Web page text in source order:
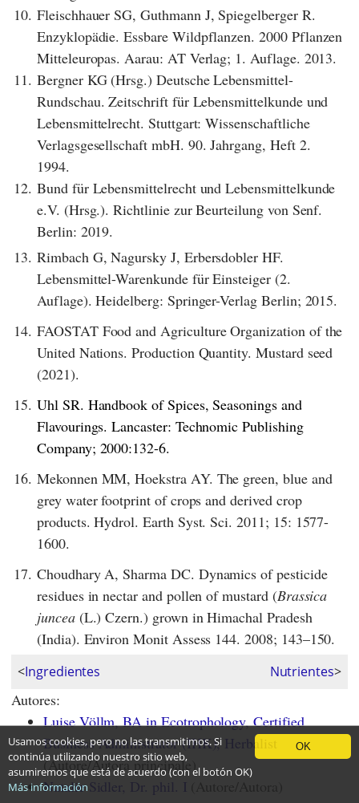
10. Fleischhauer SG, Guthmann J, Spiegelberger R.
Enzyklopädie. Essbare Wildpflanzen. 2000 Pflanzen
Mitteleuropas. Aarau: AT Verlag; 1. Auflage. 2013.
11. Bergner KG (Hrsg.) Deutsche Lebensmittel-
Rundschau. Zeitschrift für Lebensmittelkunde und
Lebensmittelrecht. Stuttgart: Wissenschaftliche
Verlagsgesellschaft mbH. 90. Jahrgang, Heft 2.
1994.
12. Bund für Lebensmittelrecht und Lebensmittelkunde
e.V. (Hrsg.). Richtlinie zur Beurteilung von Senf.
Berlin: 2019.
13. Rimbach G, Nagursky J, Erbersdobler HF.
Lebensmittel-Warenkunde für Einsteiger (2.
Auflage). Heidelberg: Springer-Verlag Berlin; 2015.
14. FAOSTAT Food and Agriculture Organization of the
United Nations. Production Quantity. Mustard seed
(2021).
15. Uhl SR. Handbook of Spices, Seasonings and
Flavourings. Lancaster: Technomic Publishing
Company; 2000:132-6.
16. Mekonnen MM, Hoekstra AY. The green, blue and
grey water footprint of crops and derived crop
products. Hydrol. Earth Syst. Sci. 2011; 15: 1577-
1600.
17. Choudhary A, Sharma DC. Dynamics of pesticide
residues in nectar and pollen of mustard (Brassica
juncea(L.) Czern.) grown in Himachal Pradesh
(India). Environ Monit Assess 144. 2008; 143–150.
<Ingredientes Nutrientes>
Autores:
Luise Völlm, BA in Ecotrophology, Certified
Business Administrator (IHK), Herbalist
(Autore/Autora principale)
Natalie Sidler, Dr. phil. I
OK
Usamos cookies, pero no las transmitimos. Si
continúa utilizando nuestro sitio web,
asumiremos que está de acuerdo (con el botón OK)
Más información